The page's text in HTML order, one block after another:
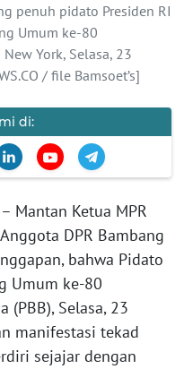
penuh pidato Presiden RI
Umum ke-80
York, Selasa, 23
/ file Bamsoet’s]
di:
– Mantan Ketua MPR
DPR Bambang
bahwa Pidato
Umum ke-80
(PBB), Selasa, 23
manifestasi tekad
sejajar dengan